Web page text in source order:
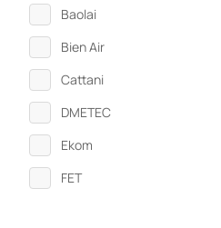
Baolai
Bien Air
Cattani
DMETEC
Ekom
FET